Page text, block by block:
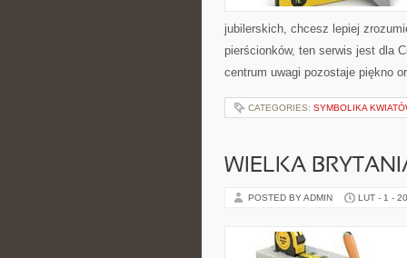
jubilerskich, chcesz lepiej
pierścionków, ten serwis jest dla
centrum uwagi pozostaje piękno
CATEGORIES: SYMBOLIKA
WIELKA
POSTED BY ADMIN LUT - 1 -